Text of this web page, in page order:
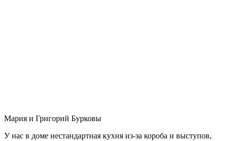
Мария и Григорий Бурковы
У нас в доме нестандартная кухня из-за короба и выступов,